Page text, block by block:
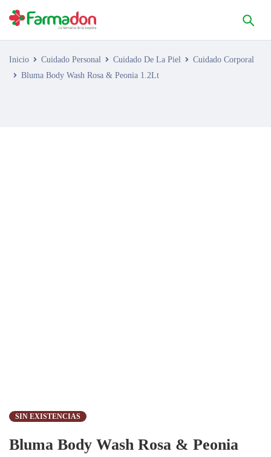
Inicio Cuidado Personal Cuidado De La Piel
Cuidado Corporal
Bluma Body Wash Rosa & Peonia 1.2Lt
SIN EXISTENCIAS
Bluma Body Wash Rosa & Peonia